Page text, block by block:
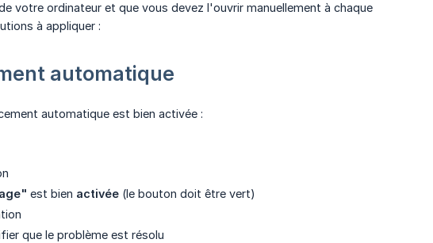
votre ordinateur et que vous devez l'ouvrir manuellement à chaque
à appliquer :
automatique
automatique est bien activée :
est bien activée (le bouton doit être vert)
que le problème est résolu